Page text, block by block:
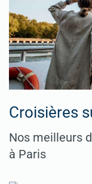
Croisières
Nos meilleurs
à Paris